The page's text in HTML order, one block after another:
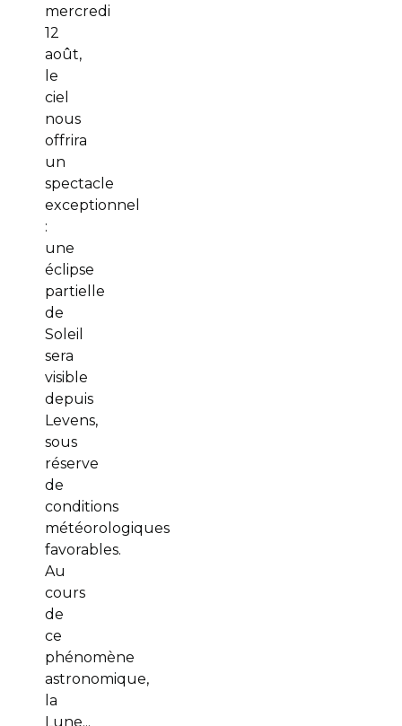
mercredi
12
août,
le
ciel
nous
offrira
un
spectacle
exceptionnel
:
une
éclipse
partielle
de
Soleil
sera
visible
depuis
Levens,
sous
réserve
de
conditions
météorologiques
favorables.
Au
cours
de
ce
phénomène
astronomique,
la
Lune...